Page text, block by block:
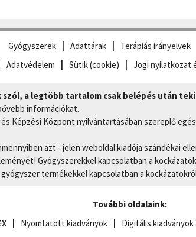
Gyógyszerek Adattárak Terápiás irányelvek
Adatvédelem Sütik (cookie) Jogi nyilatkozat
a legtöbb tartalom csak belépés után
információkat.
Képzési Központ nyilvántartásában szereplő
azt - jelen weboldal kiadója szándékai
Gyógyszerekkel kapcsolatban a
termékekkel kapcsolatban a
További oldalaink:
Nyomtatott kiadványok Digitális kiadványok